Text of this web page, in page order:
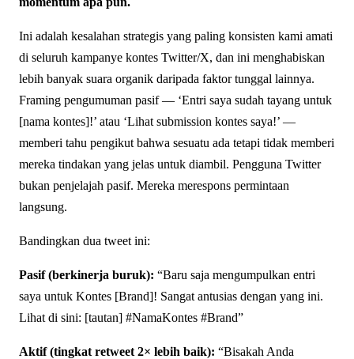
Ini adalah kesalahan strategis yang paling konsisten kami amati
di seluruh kampanye kontes Twitter/X, dan ini menghabiskan
lebih banyak suara organik daripada faktor tunggal lainnya.
Framing pengumuman pasif — ‘Entri saya sudah tayang untuk
[nama kontes]!’ atau ‘Lihat submission kontes saya!’ —
memberi tahu pengikut bahwa sesuatu ada tetapi tidak memberi
mereka tindakan yang jelas untuk diambil. Pengguna Twitter
bukan penjelajah pasif. Mereka merespons permintaan
langsung.
Bandingkan dua tweet ini:
Pasif (berkinerja buruk): “Baru saja mengumpulkan entri
saya untuk Kontes [Brand]! Sangat antusias dengan yang ini.
Lihat di sini: [tautan] #NamaKontes #Brand”
Aktif (tingkat retweet 2× lebih baik): “Bisakah Anda